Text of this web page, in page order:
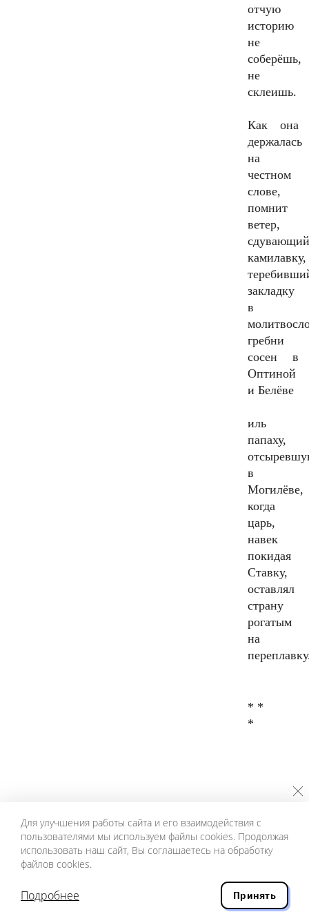
отчую
историю
не
соберёшь,
не
склеишь.
Как она
держалась
на
честном
слове,
помнит
ветер,
сдувающий
камилавку,
закладку
в
гребни
сосен в
Оптиной
и Белёве
иль
папаху,
в
Могилёве,
когда
царь,
навек
покидая
Ставку,
оставлял
страну
рогатым
на
* *
*
Кто
глядел на
морской
Для улучшения работы сайта и его взаимодействия с
пользователями мы используем файлы cookies. Продолжая
использовать наш сайт, Вы соглашаетесь на обработку
файлов cookies.
Подробнее Принять